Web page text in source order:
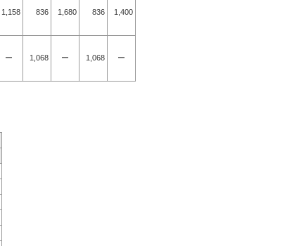
1,158 836 1,680 836 1,400
ー 1,068 ー 1,068 ー